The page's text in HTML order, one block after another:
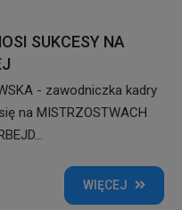
SUKCESY NA
- zawodniczka kadry
na MISTRZOSTWACH
WIĘCEJ